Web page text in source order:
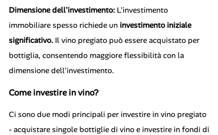
Dimensione dell'investimento:L'investimento
immobiliare spesso richiede un investimento iniziale
significativo.Il vino pregiato può essere acquistato per
bottiglia, consentendo maggiore flessibilità con la
dimensione dell'investimento.
Come investire in vino?
Ci sono due modi principali per investire in vino pregiato
- acquistare singole bottiglie di vino e investire in fondi di